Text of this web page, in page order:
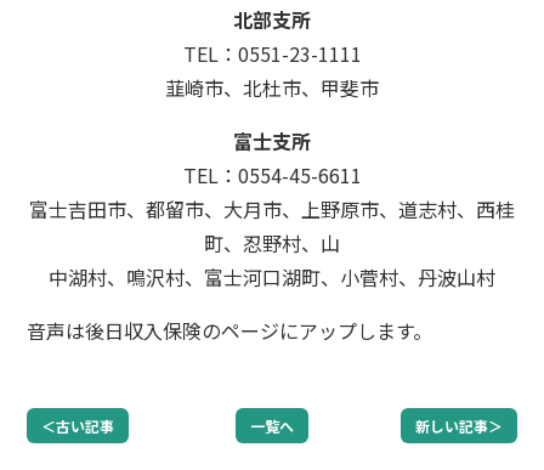
北部支所
TEL：0551-23-1111
韮崎市、北杜市、甲斐市
富士支所
TEL：0554-45-6611
富士吉田市、都留市、大月市、上野原市、道志村、西桂
町、忍野村、山
中湖村、鳴沢村、富士河口湖町、小菅村、丹波山村
音声は後日収入保険のページにアップします。
＜古い記事 一覧へ 新しい記事＞